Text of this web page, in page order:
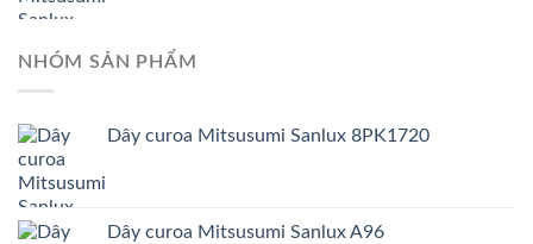
NHÓM SẢN PHẨM
Dây curoa Mitsusumi Sanlux 8PK1720
Dây curoa Mitsusumi Sanlux A96